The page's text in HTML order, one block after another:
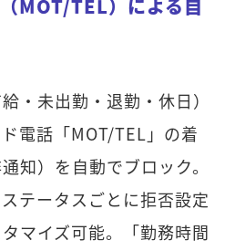
MOT/TEL）による自
・未出勤・退勤・休日）
電話「MOT/TEL」の着
知）を自動でブロック。
テータスごとに拒否設定
マイズ可能。「勤務時間